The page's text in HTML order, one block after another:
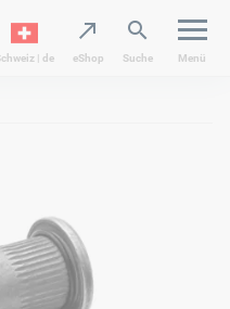
| de eShop Suche Menü